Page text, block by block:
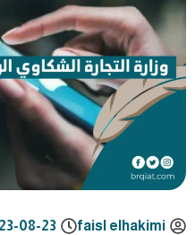
faisl elhakimi
08-23